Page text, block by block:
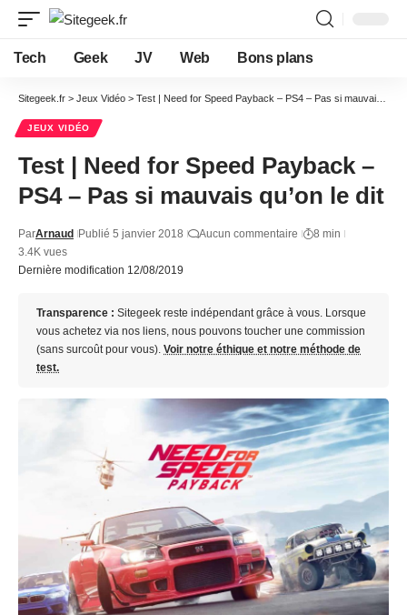
Tech Geek JV Web Bons plans
Sitegeek.fr > Jeux Vidéo > Test | Need for Speed Payback – PS4 – Pas si mauvais qu’on le dit
JEUX VIDÉO
Test | Need for Speed Payback –
PS4 – Pas si mauvais qu’on le dit
Dernière modification 12/08/2019
ParArnaud Publié 5 janvier 2018 Aucun commentaire
8 min
3.4K vues
Transparence : Sitegeek reste indépendant grâce à vous. Lorsque
vous achetez via nos liens, nous pouvons toucher une commission
(sans surcoût pour vous). Voir notre éthique et notre méthode de
test.